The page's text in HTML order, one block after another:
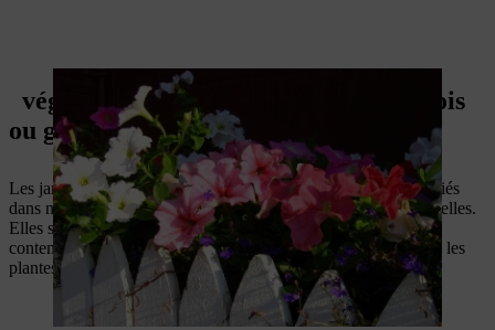
végétaliser une clôture en lattes de bois
ou ganivelle
Les jardins typiques de la campagne et des cottages sont associés
dans notre esprit aux clôtures en bois, voire aux clôtures ganivelles.
Elles sont également très appréciées dans l’aménagement
contemporain des jardins et particulièrement en harmonie avec les
plantes fleuries et persistantes.